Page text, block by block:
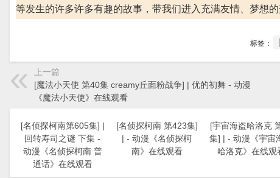
等发生的许多许多有趣的故事，带我们进入充满友情、梦想的
标签：
上一篇
[魔法小天使 第40集 creamy丘面粉战争] | 优的初舞 - 动漫
《魔法小天使》在线观看
[名侦探柯南第605集] |
回转寿司之谜 下集 -
动漫《名侦探柯南 普
通话》在线观看
[名侦探柯南 第423集]
| - 动漫《名侦探柯
南》在线观看
[宇宙海盗哈洛克
集] | - 动漫《宇宙
哈洛克》在线观